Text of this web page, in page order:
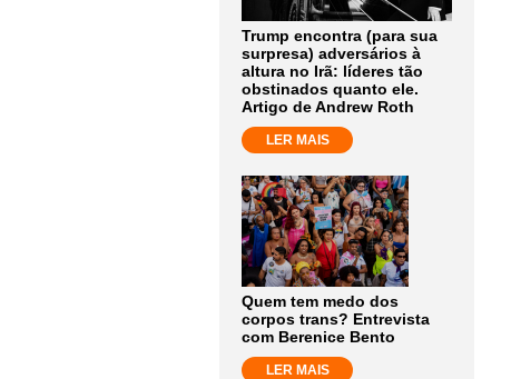
Trump encontra (para sua
surpresa) adversários à
altura no Irã: líderes tão
obstinados quanto ele.
Artigo de Andrew Roth
LER MAIS
Quem tem medo dos
corpos trans? Entrevista
com Berenice Bento
LER MAIS